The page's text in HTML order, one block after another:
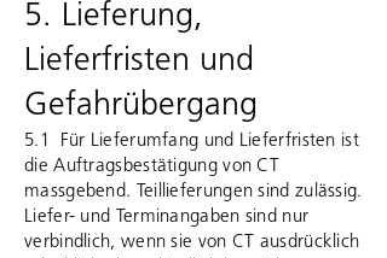
5. Lieferung,
Lieferfristen und
Gefahrübergang
5.1 Für Lieferumfang und Lieferfristen ist
die Auftragsbestätigung von CT
massgebend. Teillieferungen sind zulässig.
Liefer- und Terminangaben sind nur
verbindlich, wenn sie von CT ausdrücklich